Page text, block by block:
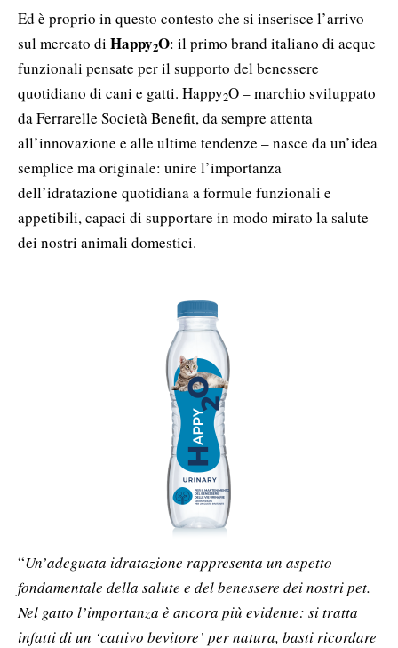
Ed è proprio in questo contesto che si inserisce l’arrivo
sul mercato di Happy2O: il primo brand italiano di acque
funzionali pensate per il supporto del benessere
quotidiano di cani e gatti. Happy2O – marchio sviluppato
da Ferrarelle Società Benefit, da sempre attenta
all’innovazione e alle ultime tendenze – nasce da un’idea
semplice ma originale: unire l’importanza
dell’idratazione quotidiana a formule funzionali e
appetibili, capaci di supportare in modo mirato la salute
dei nostri animali domestici.
“Un’adeguata idratazione rappresenta un aspetto
fondamentale della salute e del benessere dei nostri pet.
Nel gatto l’importanza è ancora più evidente: si tratta
infatti di un ‘cattivo bevitore’ per natura, basti ricordare